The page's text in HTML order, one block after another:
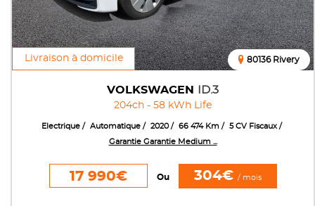
Livraison à domicile
VOLKSWAGEN ID.3
204ch - 58 kWh Life
80136 Rivery
Electrique Automatique 2020 66 474 Km
5 CV Fiscaux
Garantie Garantie Medium ...
17 990€ Ou 304€ / mois